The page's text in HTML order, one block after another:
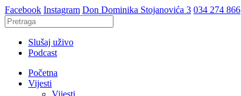
Facebook Instagram Don Dominika Stojanovića 3 034 274 866
Slušaj uživo
Podcast
Početna
Vijesti
Vijesti